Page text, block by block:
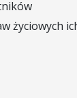
życiowych